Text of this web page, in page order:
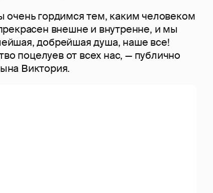
гордимся тем, каким человеком
внешне и внутренне, и мы
добрейшая душа, наше все!
поцелуев от всех нас, — публично
Виктория.